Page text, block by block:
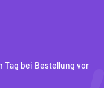
inklusive